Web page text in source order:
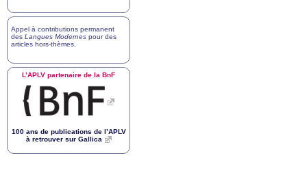
Appel à contributions permanent
des Langues Modernes pour des
articles hors-thèmes
L’APLV partenaire de la BnF
100 ans de publications de l’APLV
à retrouver sur Gallica